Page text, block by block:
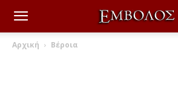
Αρχική Βέροια